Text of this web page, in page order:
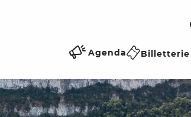
Agenda Billetterie